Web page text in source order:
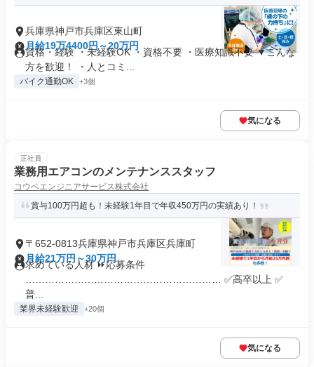
兵庫県神戸市兵庫区東山町
月給19万4400円～20万円
資格・経験 ・未経験OK ・資格不要 ・医療知識不要 ▼こんな
方を歓迎！ ・人とコミ...
バイク通勤OK +3個
気になる
正社員
業務用エアコンのメンテナンススタッフ
コウベエンジニアサービス株式会社
賞与100万円超も！未経験1年目で年収450万円の実績あり！
〒652-0813兵庫県神戸市兵庫区兵庫町
月給21万円～30万円
求めている人材 ⏩応募条件
…………………………………………………… ✅高卒以上 ✅
普...
業界未経験歓迎 +20個
気になる